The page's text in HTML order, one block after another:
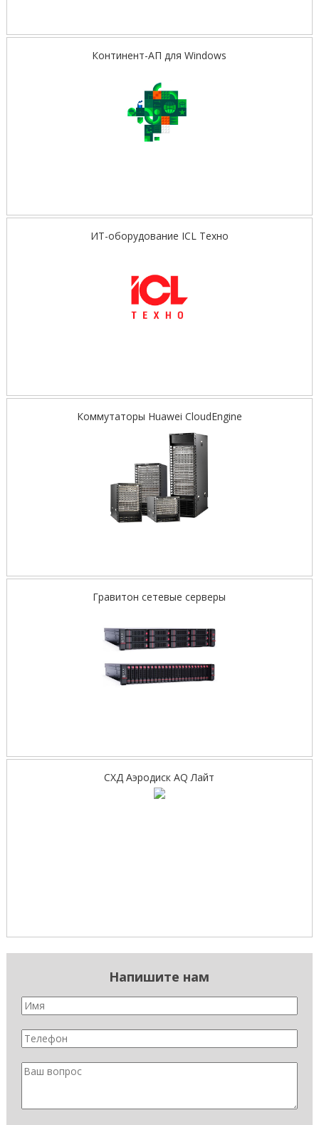
Континент-АП для Windows
ИТ-оборудование ICL Техно
Коммутаторы Huawei CloudEngine
Гравитон сетевые серверы
СХД Аэродиск AQ Лайт
Напишите нам